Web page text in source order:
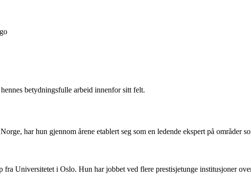
betydningsfulle arbeid innenfor sitt felt.
har hun gjennom årene etablert seg som en ledende ekspert på
Universitetet i Oslo. Hun har jobbet ved flere prestisjetunge institusjoner